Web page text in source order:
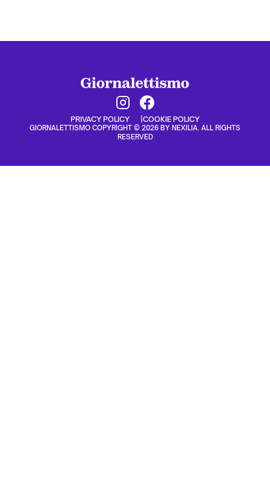
PRIVACY POLICY COOKIE POLICY
GIORNALETTISMO COPYRIGHT © 2026 BY NEXILIA. ALL RIGHTS
RESERVED